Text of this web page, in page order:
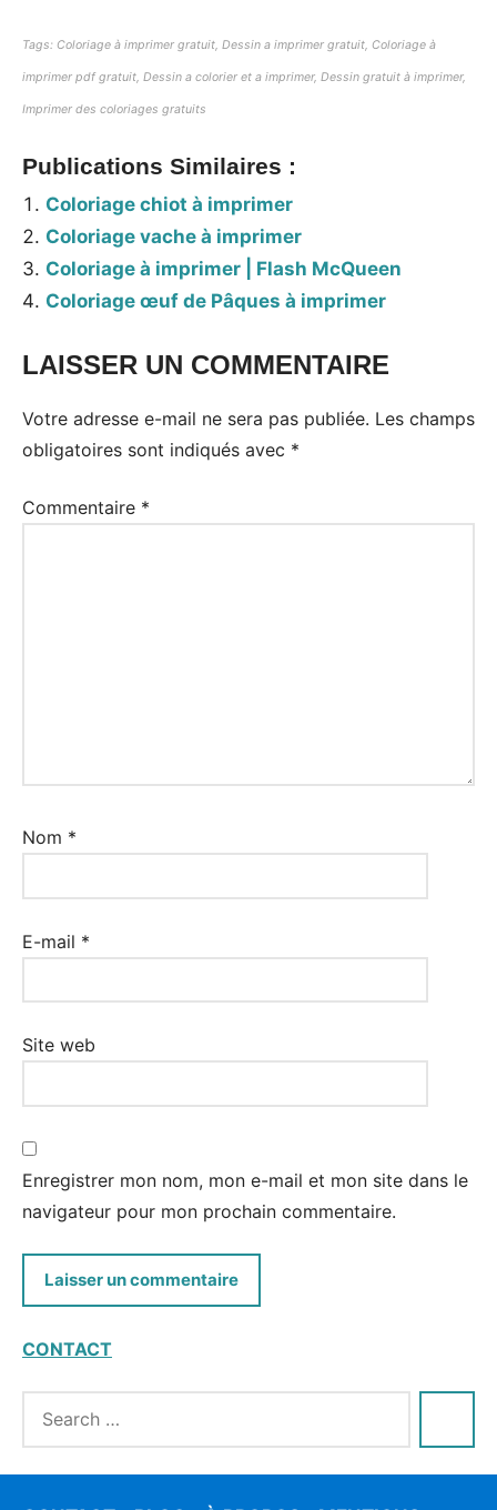
Tags: Coloriage à imprimer gratuit, Dessin a imprimer gratuit, Coloriage à
imprimer pdf gratuit, Dessin a colorier et a imprimer, Dessin gratuit à imprimer,
Imprimer des coloriages gratuits
Publications Similaires :
Coloriage chiot à imprimer
Coloriage vache à imprimer
Coloriage à imprimer | Flash McQueen
Coloriage œuf de Pâques à imprimer
LAISSER UN COMMENTAIRE
Votre adresse e-mail ne sera pas publiée. Les champs
obligatoires sont indiqués avec *
Commentaire *
Nom *
E-mail *
Site web
Enregistrer mon nom, mon e-mail et mon site dans le
navigateur pour mon prochain commentaire.
CONTACT